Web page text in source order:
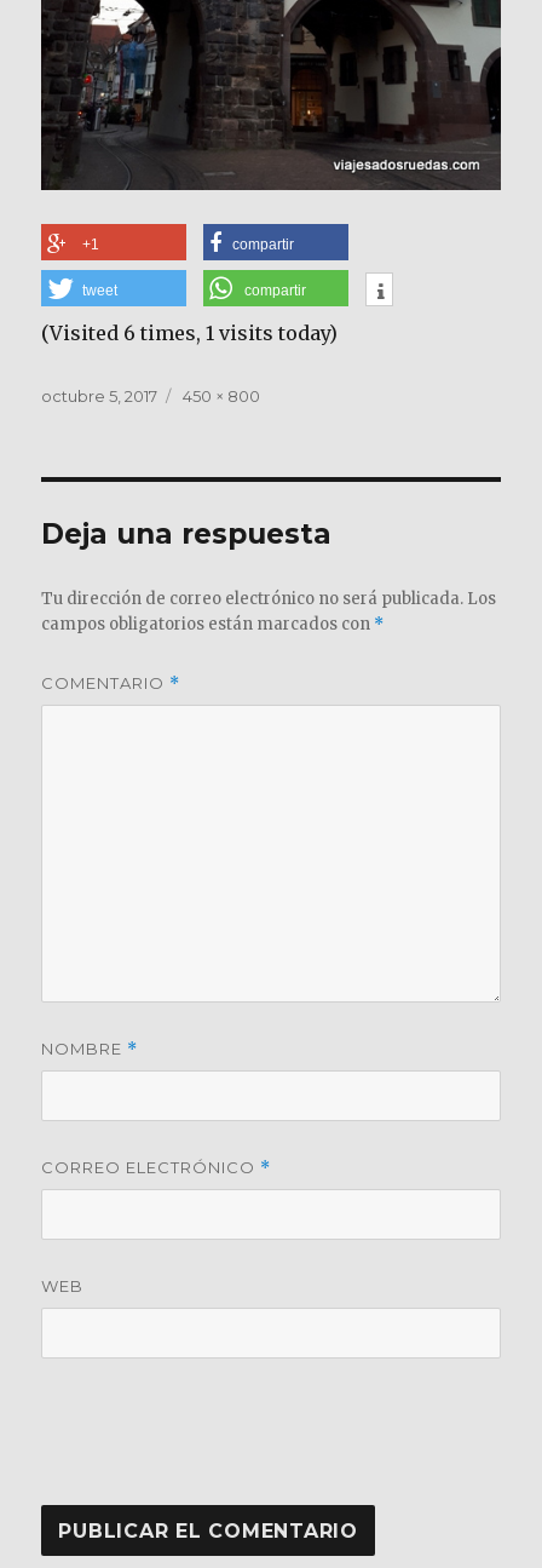
+1 compartir
tweet compartir
(Visited 6 times, 1 visits today)
Publicado
octubre 5, 2017
Tamaño
450 × 800
Deja una respuesta
Tu dirección de correo electrónico no será publicada. Los
campos obligatorios están marcados con *
COMENTARIO *
NOMBRE *
CORREO ELECTRÓNICO *
WEB